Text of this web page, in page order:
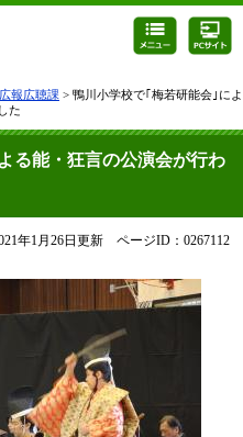
広報広聴課 > 鴨川小学校で｢梅若研能会｣によ
た
る能・狂言の公演会が行わ
年1月26日更新 ページID：0267112